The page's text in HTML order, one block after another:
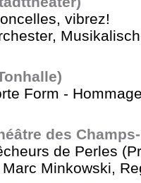
vibrez!
Form -
des
de Perles
Minkowski,